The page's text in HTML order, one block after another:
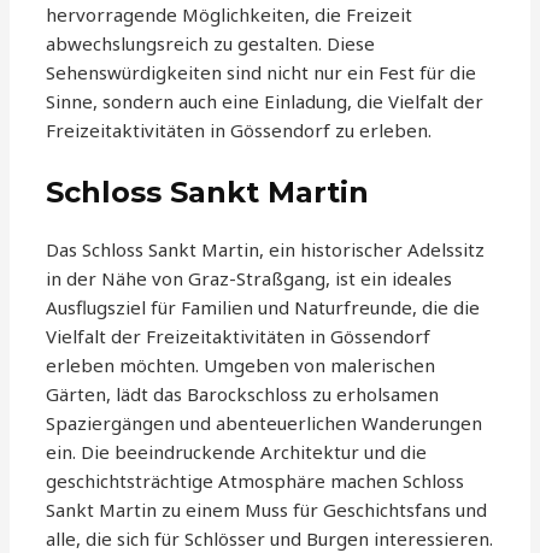
hervorragende Möglichkeiten, die Freizeit
abwechslungsreich zu gestalten. Diese
Sehenswürdigkeiten sind nicht nur ein Fest für die
Sinne, sondern auch eine Einladung, die Vielfalt der
Freizeitaktivitäten in Gössendorf zu erleben.
Schloss Sankt Martin
Das Schloss Sankt Martin, ein historischer Adelssitz
in der Nähe von Graz-Straßgang, ist ein ideales
Ausflugsziel für Familien und Naturfreunde, die die
Vielfalt der Freizeitaktivitäten in Gössendorf
erleben möchten. Umgeben von malerischen
Gärten, lädt das Barockschloss zu erholsamen
Spaziergängen und abenteuerlichen Wanderungen
ein. Die beeindruckende Architektur und die
geschichtsträchtige Atmosphäre machen Schloss
Sankt Martin zu einem Muss für Geschichtsfans und
alle, die sich für Schlösser und Burgen interessieren.